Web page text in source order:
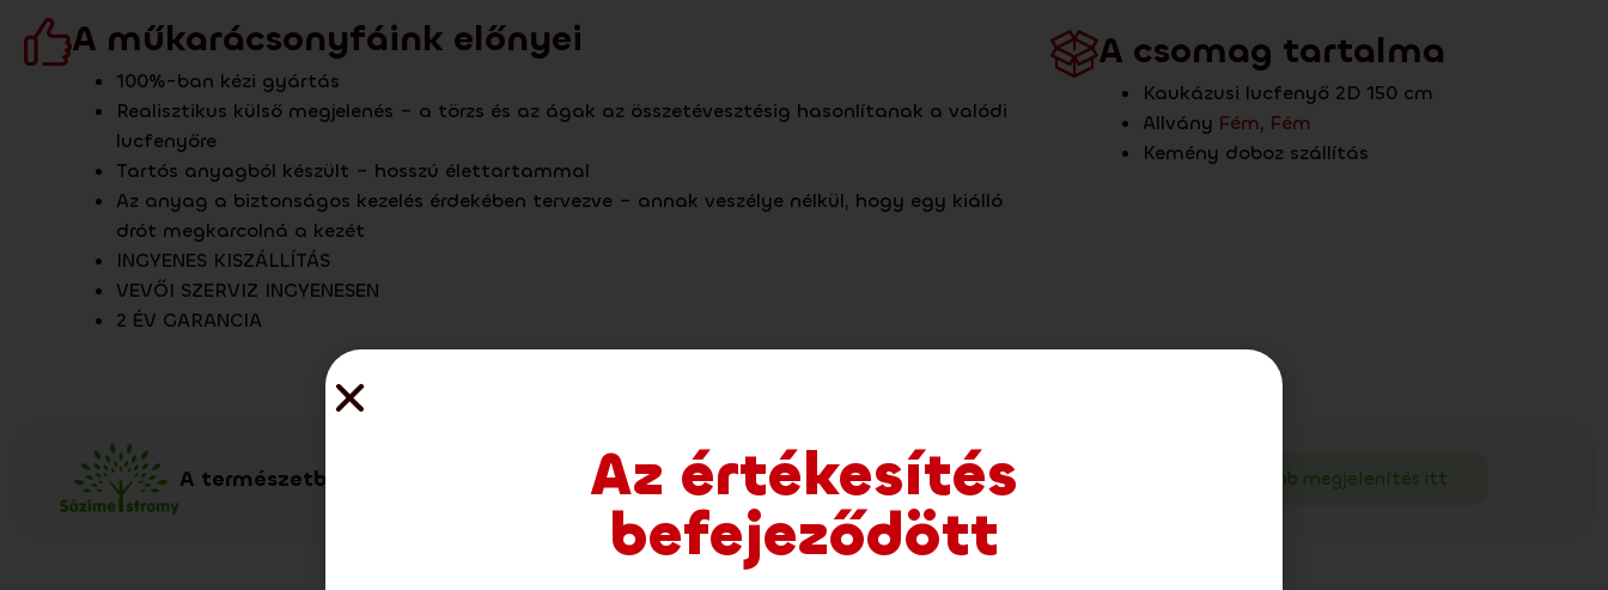
A műkarácsonyfáink előnyei
100%-ban kézi gyártás
Realisztikus külső megjelenés – a törzs és az ágak az összetévesztésig hasonlítanak a valódi
lucfenyőre
Tartós anyagból készült – hosszú élettartammal
Az anyag a biztonságos kezelés érdekében tervezve – annak veszélye nélkül, hogy egy kiálló
drót megkarcolná a kezét
INGYENES KISZÁLLÍTÁS
VEVŐI SZERVIZ INGYENESEN
2 ÉV GARANCIA
A csomag tartalma
Kaukázusi lucfenyő 2D 150 cm
Allvány Fém, Fém
Kemény doboz szállítás
A természetbeli fa ültetéséhez az egy műfenyő megvásárlásával 10 CZK összeggel járul hozzá! Több megjelenítés itt:
Az értékesítés
befejeződött